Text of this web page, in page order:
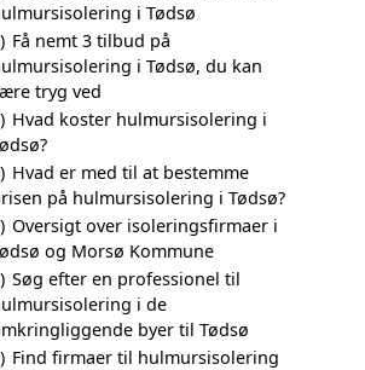
i Tødsø
Få nemt 3 tilbud på
i Tødsø, du kan
tryg ved
Hvad koster hulmursisolering i
Hvad er med til at bestemme
på hulmursisolering i Tødsø?
Oversigt over isoleringsfirmaer i
og Morsø Kommune
Søg efter en professionel til
i de
byer til Tødsø
Find firmaer til hulmursisolering